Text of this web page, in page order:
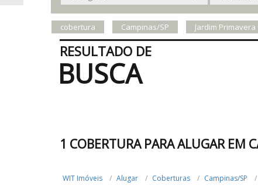
cobertura Campinas/SP Jardim
RESULTADO DE
BUSCA
1 COBERTURA PARA ALUGAR EM
WIT Imóveis Alugar Coberturas Campinas/SP